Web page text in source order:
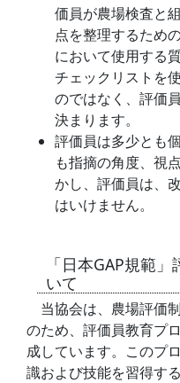
価員が農場検査と
点を整理するため
において使用する
チェックリストを
のではなく、評価
決まります。
評価員は多少とも
も指摘の角度、視
かし、評価員は、
はいけません。
「日本GAP規範
いて
当協会は、農場評価
のため、評価員教育プ
成しています。このプ
識および技能を習得す